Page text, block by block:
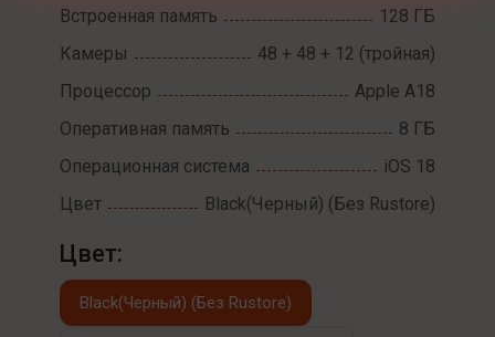
Встроенная память
128 ГБ
Камеры
48 + 48 + 12 (тройная)
Процессор
Apple A18
Оперативная память
8 ГБ
Операционная система
iOS 18
Цвет
Black(Черный) (Без Rustore)
Цвет:
Black(Черный) (Без Rustore)